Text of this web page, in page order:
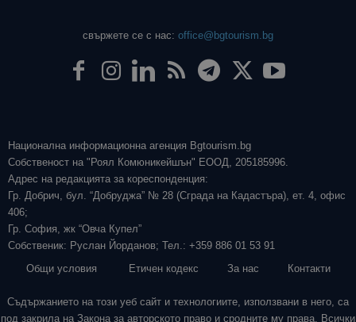
свържете се с нас: office@bgtourism.bg
Национална информационна агенция Bgtourism.bg
Собственост на "Роял Комюникейшън" ЕООД, 205185996.
Адрес на редакцията за кореспонденция:
Гр. Добрич, бул. “Добруджа” № 28 (Сграда на Кадастъра), ет. 4, офис
406;
Гр. София, жк “Овча Купел”
Собственик: Руслан Йорданов; Тел.: +359 886 01 53 91
Общи условия
Етичен кодекс За нас Контакти
Съдържанието на този уеб сайт и технологиите, използвани в него, са
под закрила на Закона за авторското право и сродните му права. Всички